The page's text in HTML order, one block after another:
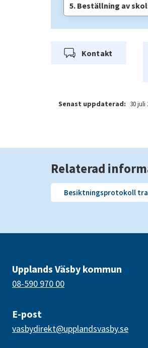
5. Beställning av
Kontakt
Senast uppdaterad: 30 juli
Relaterad
Besiktningsprotokoll
Upplands Väsby kommun
08-590 970 00
E-post
vasbydirekt@upplandsvasby.se